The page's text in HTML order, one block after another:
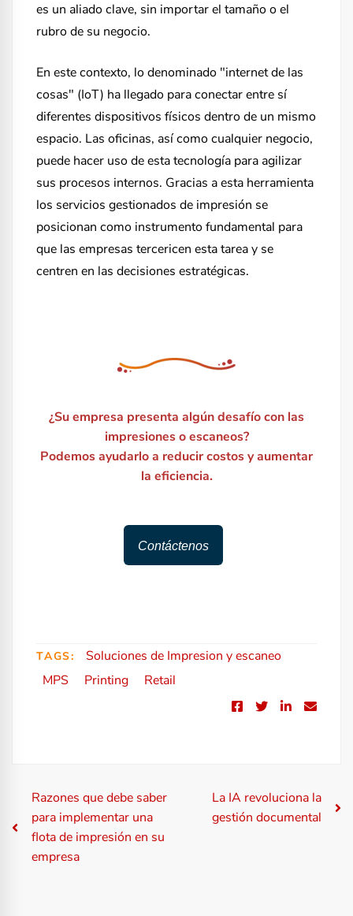
es un aliado clave, sin importar el tamaño o el
rubro de su negocio.
En este contexto, lo denominado "internet de las
cosas" (IoT) ha llegado para conectar entre sí
diferentes dispositivos físicos dentro de un mismo
espacio. Las oficinas, así como cualquier negocio,
puede hacer uso de esta tecnología para agilizar
sus procesos internos. Gracias a esta herramienta
los servicios gestionados de impresión se
posicionan como instrumento fundamental para
que las empresas tercericen esta tarea y se
centren en las decisiones estratégicas.
¿Su empresa presenta algún desafío con las
impresiones o escaneos?
Podemos ayudarlo a reducir costos y aumentar
la eficiencia.
Contáctenos
TAGS:
Soluciones de Impresion y escaneo
MPS
Printing Retail
a
Razones que debe saber
para implementar una
flota de impresión en su
empresa
La IA revoluciona la
gestión documental